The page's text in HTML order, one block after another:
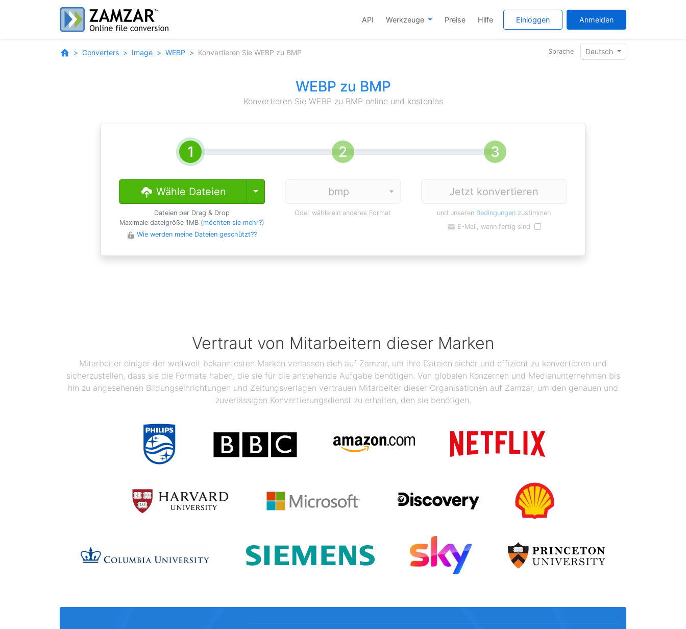
API Werkzeuge Preise Hilfe Einloggen Anmelden
Converters Image WEBP Konvertieren Sie WEBP zu BMP Sprache Deutsch
WEBP zu BMP
Konvertieren Sie WEBP zu BMP online und kostenlos
Wähle Dateien Toggle Dropdown
Dateien per Drag & Drop
Maximale dateigröße 1MB (möchten sie mehr?)
Wie werden meine Dateien geschützt??
Oder wähle ein anderes Format
Jetzt konvertieren
und unseren Bedingungen zustimmen
E-Mail, wenn fertig sind
Vertraut von Mitarbeitern dieser Marken
Mitarbeiter einiger der weltweit bekanntesten Marken verlassen sich auf Zamzar, um ihre Dateien sicher und effizient zu konvertieren und
sicherzustellen, dass sie die Formate haben, die sie für die anstehende Aufgabe benötigen. Von globalen Konzernen und Medienunternehmen bis
hin zu angesehenen Bildungseinrichtungen und Zeitungsverlagen vertrauen Mitarbeiter dieser Organisationen auf Zamzar, um den genauen und
zuverlässigen Konvertierungsdienst zu erhalten, den sie benötigen.